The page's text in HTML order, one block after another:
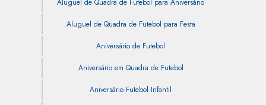
Aluguel de Quadra de Futebol para Festa
Aniversário de Futebol
Aniversário em Quadra de Futebol
Aniversário Futebol Infantil